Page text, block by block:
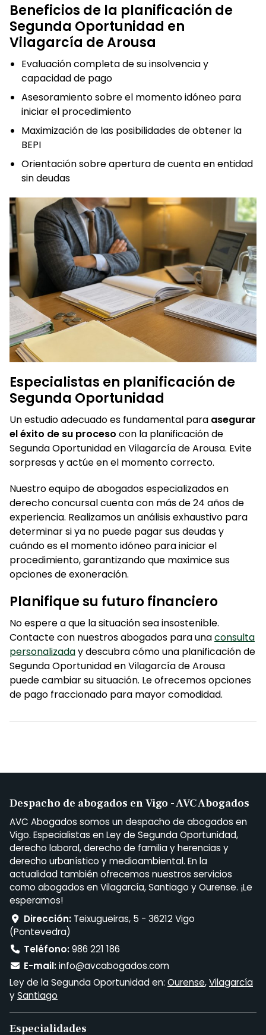
Beneficios de la planificación de
Segunda Oportunidad en
Vilagarcía de Arousa
Evaluación completa de su insolvencia y
capacidad de pago
Asesoramiento sobre el momento idóneo para
iniciar el procedimiento
Maximización de las posibilidades de obtener la
BEPI
Orientación sobre apertura de cuenta en entidad
sin deudas
Especialistas en planificación de
Segunda Oportunidad
Un estudio adecuado es fundamental para asegurar
el éxito de su proceso con la planificación de
Segunda Oportunidad en Vilagarcía de Arousa. Evite
sorpresas y actúe en el momento correcto.
Nuestro equipo de abogados especializados en
derecho concursal cuenta con más de 24 años de
experiencia. Realizamos un análisis exhaustivo para
determinar si ya no puede pagar sus deudas y
cuándo es el momento idóneo para iniciar el
procedimiento, garantizando que maximice sus
opciones de exoneración.
Planifique su futuro financiero
No espere a que la situación sea insostenible.
Contacte con nuestros abogados para unaconsulta
personalizaday descubra cómo una planificación de
Segunda Oportunidad en Vilagarcía de Arousa
puede cambiar su situación. Le ofrecemos opciones
de pago fraccionado para mayor comodidad.
Despacho de abogados en Vigo - AVC Abogados
AVC Abogados somos un despacho de abogados en
Vigo. Especialistas en Ley de Segunda Oportunidad,
derecho laboral, derecho de familia y herencias y
derecho urbanístico y medioambiental. En la
actualidad también ofrecemos nuestros servicios
como abogados en Vilagarcía, Santiago y Ourense. ¡Le
esperamos!
Dirección: Teixugueiras, 5 - 36212 Vigo
(Pontevedra)
Teléfono:986 221 186
E-mail:info@avcabogados.com
Ley de la Segunda Oportunidad en: Ourense,Vilagarcía
ySantiago
Especialidades